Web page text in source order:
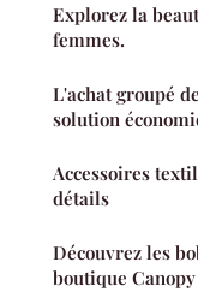
Explorez la
femmes.
L'achat groupé
solution
Accessoires
détails
Découvrez les
boutique Canopy